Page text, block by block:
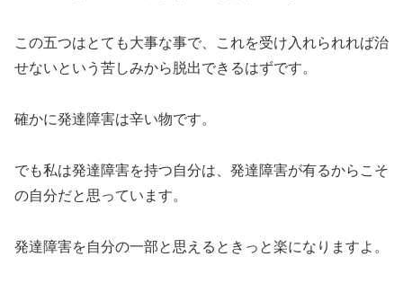
この五つはとても大事な事で、これを受け入れられれば治
せないという苦しみから脱出できるはずです。
確かに発達障害は辛い物です。
でも私は発達障害を持つ自分は、発達障害が有るからこそ
の自分だと思っています。
発達障害を自分の一部と思えるときっと楽になりますよ。